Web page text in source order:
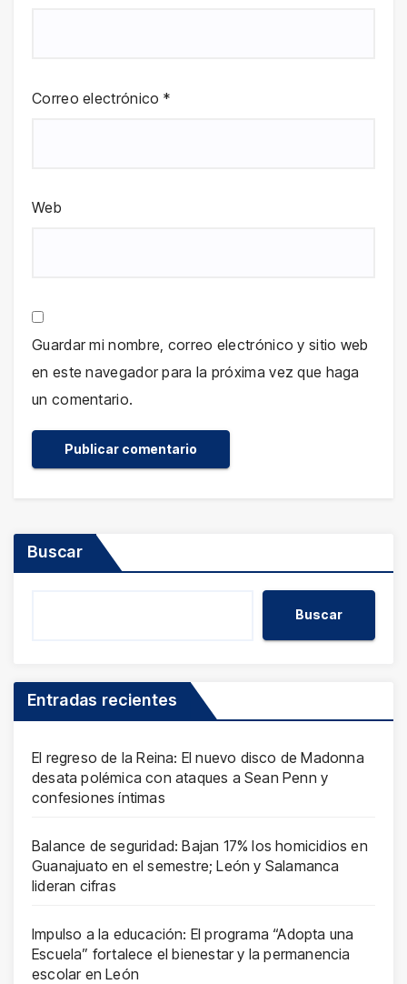
Correo electrónico *
Web
Guardar mi nombre, correo electrónico y sitio web
en este navegador para la próxima vez que haga
un comentario.
Buscar
Buscar
Entradas recientes
El regreso de la Reina: El nuevo disco de Madonna
desata polémica con ataques a Sean Penn y
confesiones íntimas
Balance de seguridad: Bajan 17% los homicidios en
Guanajuato en el semestre; León y Salamanca
lideran cifras
Impulso a la educación: El programa “Adopta una
Escuela” fortalece el bienestar y la permanencia
escolar en León